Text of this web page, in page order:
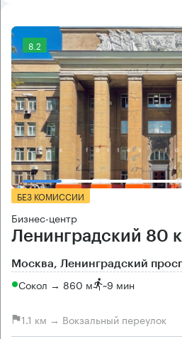
8.2
БЕЗ КОМИССИИ
Бизнес-центр
Ленинградский 80
Москва, Ленинградский
Сокол → 860 м ~9 мин
1.1 км → Вокзальный переулок